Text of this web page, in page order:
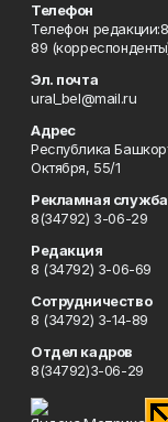
Телефон
Телефон
89
Эл. почта
ural_bel@mail.ru
Адрес
Республика
Октября, 55/1
Рекламная служба
8(34792) 3-06-29
Редакция
8 (34792) 3-06-69
Сотрудничество
8 (34792) 3-14-89
Отдел кадров
8(34792)3-06-29